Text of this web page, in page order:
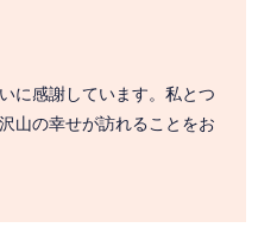
に感謝しています。私とつ
山の幸せが訪れることをお